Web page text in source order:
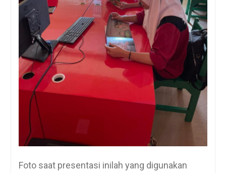
Foto saat presentasi inilah yang digunakan